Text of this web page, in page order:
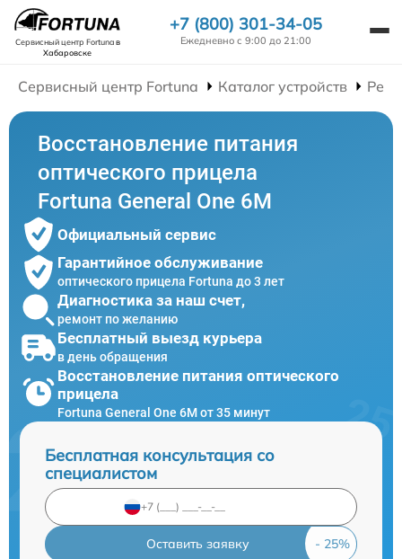
Сервисный центр Fortunaв
Хабаровске
+7 (800) 301-34-05
Ежедневно с 9:00 до 21:00
Сервисный центр Fortuna Каталог устройств
Восстановление питания
оптического прицела
Fortuna General One 6M
Официальный сервис
Гарантийное обслуживание
оптического прицела Fortuna до 3 лет
Диагностика за наш счет,
ремонт по желанию
Бесплатный выезд курьера
в день обращения
Восстановление питания оптического
прицела
Fortuna General One 6M от 35 минут
Бесплатная консультация со
специалистом
Оставить заявку